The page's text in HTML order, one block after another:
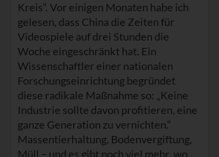
Kreis“. Vor einigen Monaten habe ich
gelesen, dass China die Zeiten für
Videospiele auf drei Stunden die
Woche eingeschränkt hat. Ein
Wissenschaftler einer nationalen
Forschungseinrichtung begründet
diese radikale Maßnahme so: „Keine
Industrie sollte davon profitieren, eine
ganze Generation zu vernichten.“
Massentierhaltung, Bodenvergiftung,
Müll – und es gibt noch viel mehr, wo